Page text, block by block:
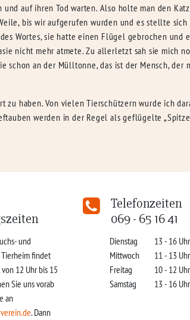
auf ihren Tod warten. Also holte man den
bis wir aufgerufen wurden und es stellte sich
Wortes, sie hatte einen Flügel gebrochen und
nicht mehr atmete. Zu allerletzt sah sie mich
schon an der Mülltonne, das ist der Mensch, der
haben. Von vielen Tierschützern wurde ich
werden in der Regel als geflügelte
und
findet
12 Uhr bis 15
Sie uns vorab
an
. Dann
Telefonzeiten
069 - 65 16 41
Dienstag
13 - 16 Uhr
Mittwoch
11 - 13 Uhr
Freitag
10 - 12 Uhr
Samstag
13 - 16 Uhr